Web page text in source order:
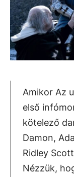
Amikor Az
első
kötelező
Damon,
Ridley
Nézzük,